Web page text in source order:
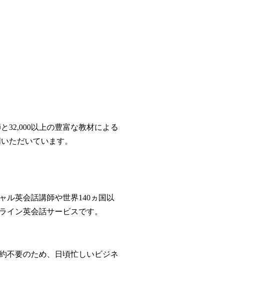
32,000以上の豊富な教材による
ただいています。
ル英会話講師や世界140ヵ国以
イン英会話サービスです。
不要のため、日頃忙しいビジネ